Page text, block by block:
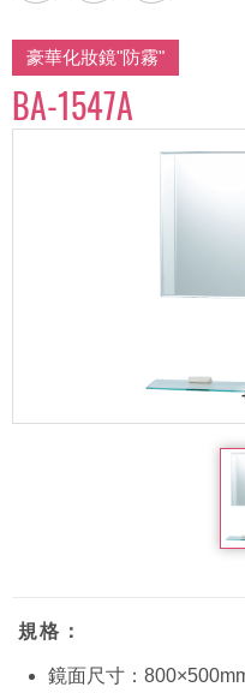
豪華化妝鏡"防霧"
BA-1547A
規格：
鏡面尺寸：